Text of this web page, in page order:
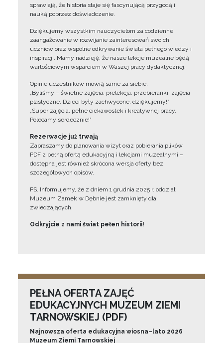
sprawiają, że historia staje się fascynującą przygodą i
nauką poprzez doświadczenie.
Dziękujemy wszystkim nauczycielom za codzienne
zaangażowanie w rozwijanie zainteresowań swoich
uczniów oraz wspólne odkrywanie świata pełnego wiedzy i
inspiracji. Mamy nadzieję, że nasze lekcje muzealne będą
wartościowym wsparciem w Waszej pracy dydaktycznej.
Opinie uczestników mówią same za siebie:
„Byliśmy – świetne zajęcia, prelekcja, przebieranki, zajęcia
plastyczne. Dzieci były zachwycone, dziękujemy!”
„Super zajęcia, pełne ciekawostek i kreatywnej pracy.
Polecamy serdecznie!”
Rezerwacje już trwają
Zapraszamy do planowania wizyt oraz pobierania plików
PDF z pełną ofertą edukacyjną i lekcjami muzealnymi –
dostępna jest również skrócona wersja oferty bez
szczegółowych opisów.
PS. Informujemy, że z dniem 1 grudnia 2025 r. oddział
Muzeum Zamek w Dębnie jest zamknięty dla
zwiedzających.
Odkryjcie z nami świat pełen historii!
PEŁNA OFERTA ZAJĘĆ
EDUKACYJNYCH MUZEUM ZIEMI
TARNOWSKIEJ (PDF)
Najnowsza oferta edukacyjna wiosna–lato 2026
Muzeum Ziemi Tarnowskiej